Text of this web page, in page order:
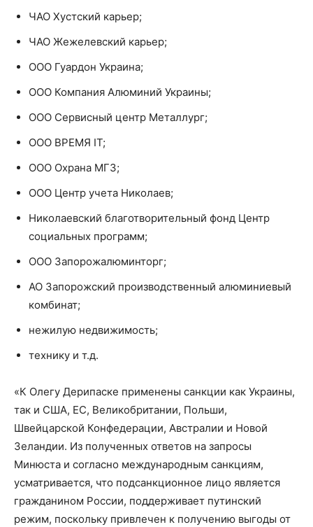
ЧАО Хустский карьер;
ЧАО Жежелевский карьер;
ООО Гуардон Украина;
ООО Компания Алюминий Украины;
ООО Сервисный центр Металлург;
ООО ВРЕМЯ ІТ;
ООО Охрана МГЗ;
ООО Центр учета Николаев;
Николаевский благотворительный фонд Центр
социальных программ;
ООО Запорожалюминторг;
АО Запорожский производственный алюминиевый
комбинат;
нежилую недвижимость;
технику и т.д.
«К Олегу Дерипаске применены санкции как Украины,
так и США, ЕС, Великобритании, Польши,
Швейцарской Конфедерации, Австралии и Новой
Зеландии. Из полученных ответов на запросы
Минюста и согласно международным санкциям,
усматривается, что подсанкционное лицо является
гражданином России, поддерживает путинский
режим, поскольку привлечен к получению выгоды от